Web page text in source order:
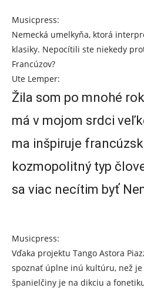
Musicpress:
Nemecká umelkyňa, ktorá
klasiky. Nepocítili ste niekedy
Francúzov?
Ute Lemper:
Žila som po mnohé
má v mojom srdci
ma inšpiruje
kozmopolitný typ
sa viac necítim byť
Musicpress:
Vďaka projektu Tango Astora
spoznať úplne inú kultúru, než je
španielčiny je na dikciu a